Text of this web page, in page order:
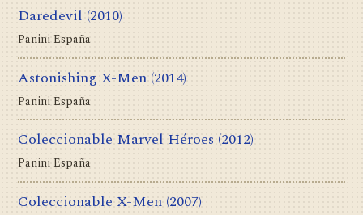
Daredevil (2010)
Panini España
Astonishing X-Men (2014)
Panini España
Coleccionable Marvel Héroes (2012)
Panini España
Coleccionable X-Men (2007)